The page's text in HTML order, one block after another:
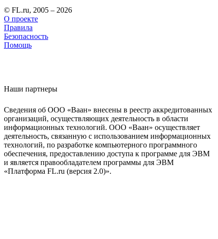
© FL.ru, 2005 – 2026
О проекте
Правила
Безопасность
Помощь
Наши партнеры
Сведения об ООО «Ваан» внесены в реестр аккредитованных
организаций, осуществляющих деятельность в области
информационных технологий. ООО «Ваан» осуществляет
деятельность, связанную с использованием информационных
технологий, по разработке компьютерного программного
обеспечения, предоставлению доступа к программе для ЭВМ
и является правообладателем программы для ЭВМ
«Платформа FL.ru (версия 2.0)».